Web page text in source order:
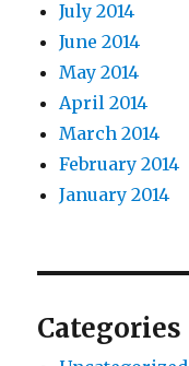
July 2014
June 2014
May 2014
April 2014
March 2014
February 2014
January 2014
Categories